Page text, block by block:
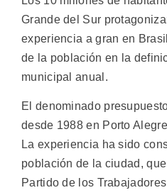
Grande del Sur
experiencia a gran en
de la población en la
municipal anual.
El denominado
desde 1988 en Porto
La experiencia ha sido
población de la ciudad,
Partido de los